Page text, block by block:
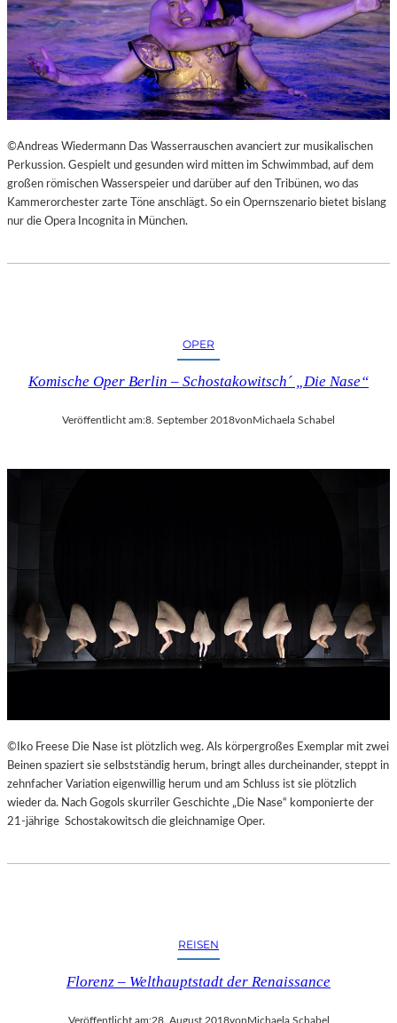
©Andreas Wiedermann Das Wasserrauschen avanciert zur musikalischen
Perkussion. Gespielt und gesunden wird mitten im Schwimmbad, auf dem
großen römischen Wasserspeier und darüber auf den Tribünen, wo das
Kammerorchester zarte Töne anschlägt. So ein Opernszenario bietet bislang
nur die Opera Incognita in München.
OPER
Komische Oper Berlin – Schostakowitsch´ „Die Nase“
Veröffentlicht am:8. September 2018von Michaela Schabel
©Iko Freese Die Nase ist plötzlich weg. Als körpergroßes Exemplar mit zwei
Beinen spaziert sie selbstständig herum, bringt alles durcheinander, steppt in
zehnfacher Variation eigenwillig herum und am Schluss ist sie plötzlich
wieder da. Nach Gogols skurriler Geschichte „Die Nase“ komponierte der
21-jährige Schostakowitsch die gleichnamige Oper.
REISEN
Florenz – Welthauptstadt der Renaissance
Veröffentlicht am:28. August 2018vonMichaela Schabel